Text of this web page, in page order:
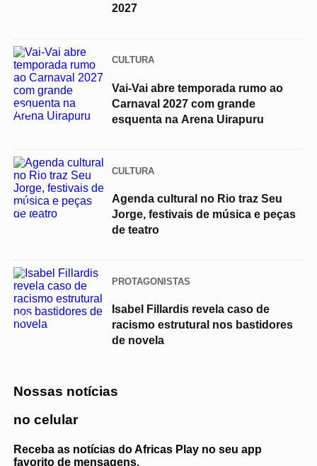
2027
02
CULTURA
Vai-Vai abre temporada rumo ao
Carnaval 2027 com grande
esquenta na Arena Uirapuru
03
CULTURA
Agenda cultural no Rio traz Seu
Jorge, festivais de música e peças
de teatro
04
PROTAGONISTAS
Isabel Fillardis revela caso de
racismo estrutural nos bastidores
de novela
Nossas notícias
no celular
Receba as notícias do Africas Play no seu app
favorito de mensagens.